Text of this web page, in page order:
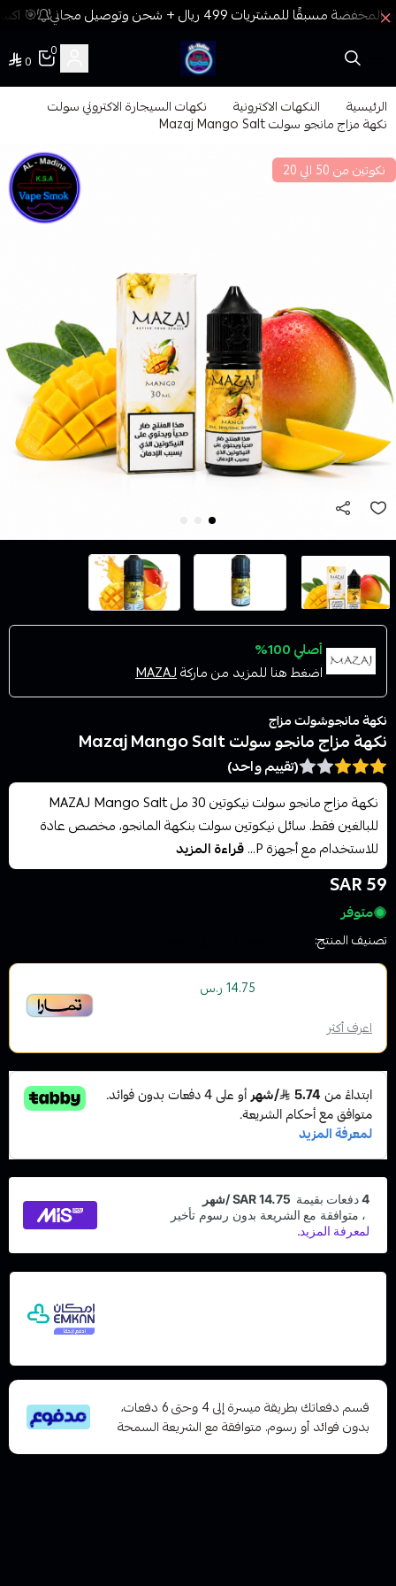
🎯
فيب المدينة
0
0
الرئيسية النكهات الاكترونية نكهات السيجارة الاكتروني سولت
نكهة مزاج مانجو سولت Mazaj Mango Salt
نكوتين من 50 الي 20
أصلي 100%
اضغط هنا للمزيد من ماركةMAZAJ
نكهة مانجوشولت مزاج
نكهة مزاج مانجو سولت Mazaj Mango Salt
(تقييم واحد)
نكهة مزاج مانجو سولت نيكوتين 30 مل MAZAJ Mango Salt
للبالغين فقط. سائل نيكوتين سولت بنكهة المانجو، مخصص عادة
للاستخدام مع أجهزة P...
قراءة المزيد
59 SAR
متوفر
تصنيف المنتج:
14.75 ر.س
اعرف أكثر
قسم دفعاتك بطريقة ميسرة إلى 4 وحتى 6 دفعات،
بدون فوائد أو رسوم. متوافقة مع الشريعة السمحة